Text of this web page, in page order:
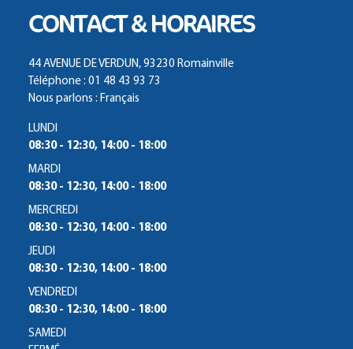
CONTACT & HORAIRES
44 AVENUE DE VERDUN, 93230 Romainville
Téléphone : 01 48 43 93 73
Nous parlons : Français
LUNDI
08:30 - 12:30, 14:00 - 18:00
MARDI
08:30 - 12:30, 14:00 - 18:00
MERCREDI
08:30 - 12:30, 14:00 - 18:00
JEUDI
08:30 - 12:30, 14:00 - 18:00
VENDREDI
08:30 - 12:30, 14:00 - 18:00
SAMEDI